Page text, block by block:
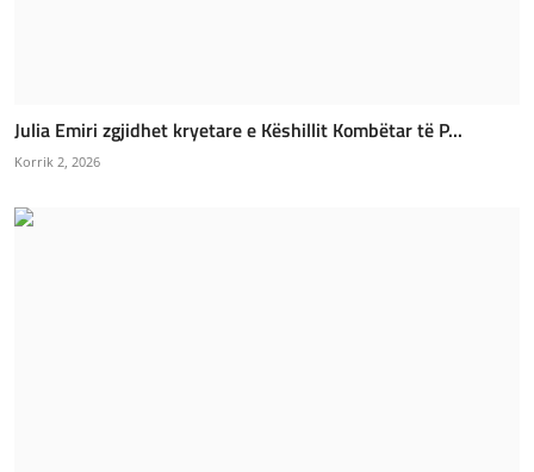
Julia Emiri zgjidhet kryetare e Këshillit Kombëtar të P...
Korrik 2, 2026